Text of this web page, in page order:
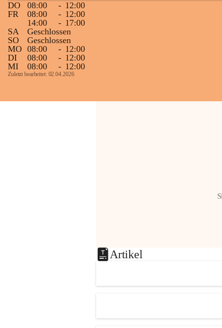
DO
08:00 - 12:00
FR
08:00 - 12:00
14:00
- 17:00
SA
Geschlossen
SO
Geschlossen
MO 08:00 - 12:00
DI
08:00 - 12:00
MI
08:00 - 12:00
Zuletzt bearbeitet: 02.04.2026
Artikel